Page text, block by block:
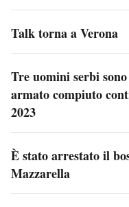
Talk torna a Verona
Tre uomini serbi
armato compiuto
2023
È stato arrestato il
Mazzarella